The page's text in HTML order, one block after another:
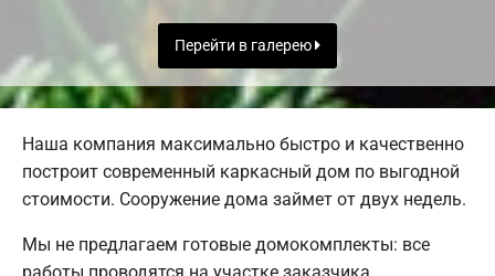
Перейти в галерею
Наша компания максимально быстро и качественно
построит современный каркасный дом по выгодной
стоимости. Сооружение дома займет от двух недель.
Мы не предлагаем готовые домокомплекты: все